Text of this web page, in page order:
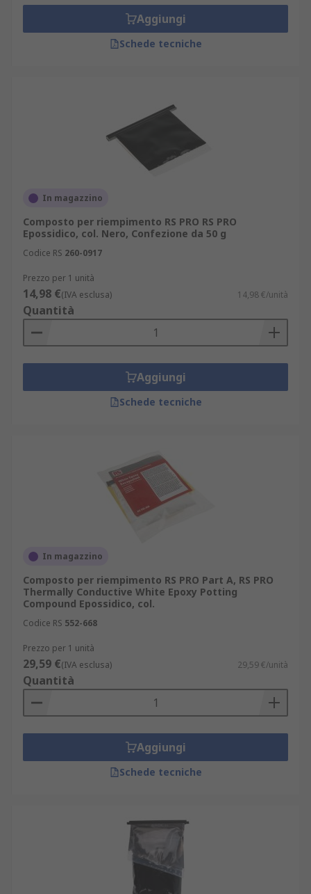
Aggiungi
Schede tecniche
In magazzino
Composto per riempimento RS PRO RS PRO
Epossidico, col. Nero, Confezione da 50 g
Codice RS 260-0917
Prezzo per 1 unità
14,98 €(IVA esclusa) 14,98 €/unità
Quantità
Aggiungi
Schede tecniche
In magazzino
Composto per riempimento RS PRO Part A, RS PRO
Thermally Conductive White Epoxy Potting
Compound Epossidico, col.
Codice RS 552-668
Prezzo per 1 unità
29,59 €(IVA esclusa) 29,59 €/unità
Quantità
Aggiungi
Schede tecniche